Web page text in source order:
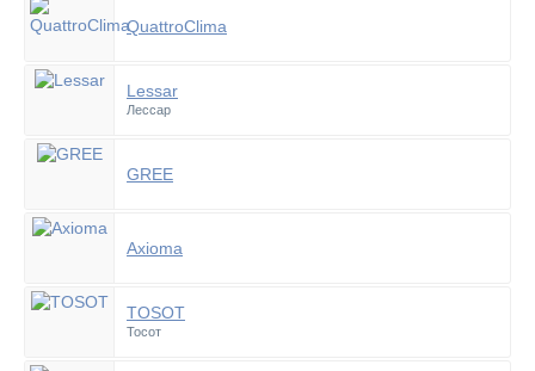
QuattroClima
Lessar
Лессар
GREE
Axioma
TOSOT
Тосот